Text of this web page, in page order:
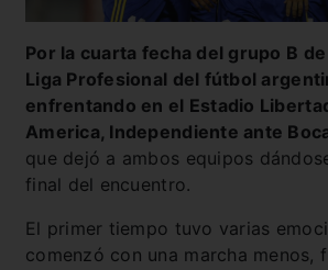
Por la cuarta fecha del grupo B
Liga Profesional del fútbol
enfrentando en el Estadio
America, Independiente ante
que dejó a ambos equipos
final del encuentro.
El primer tiempo tuvo varias
comenzó con una marcha menos,